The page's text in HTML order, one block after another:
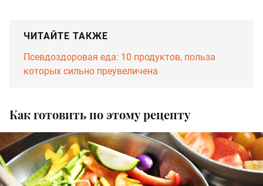
ЧИТАЙТЕ ТАКЖЕ
Псевдоздоровая еда: 10 продуктов, польза
которых сильно преувеличена
Как готовить по этому рецепту